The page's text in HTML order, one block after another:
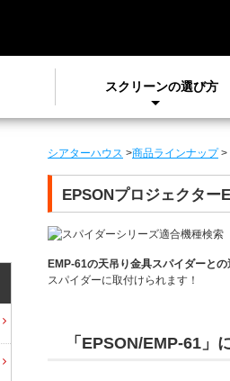
スクリーンの選び方
シアターハウス >商品ラインナップ>
EPSONプロジェクター
EMP-61の天吊り金具スパイダーと
スパイダーに取付けられます！
「EPSON/EMP-61」